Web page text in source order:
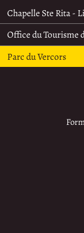
Chapelle Ste Rita -
Office du Tourisme
Parc du Vercors